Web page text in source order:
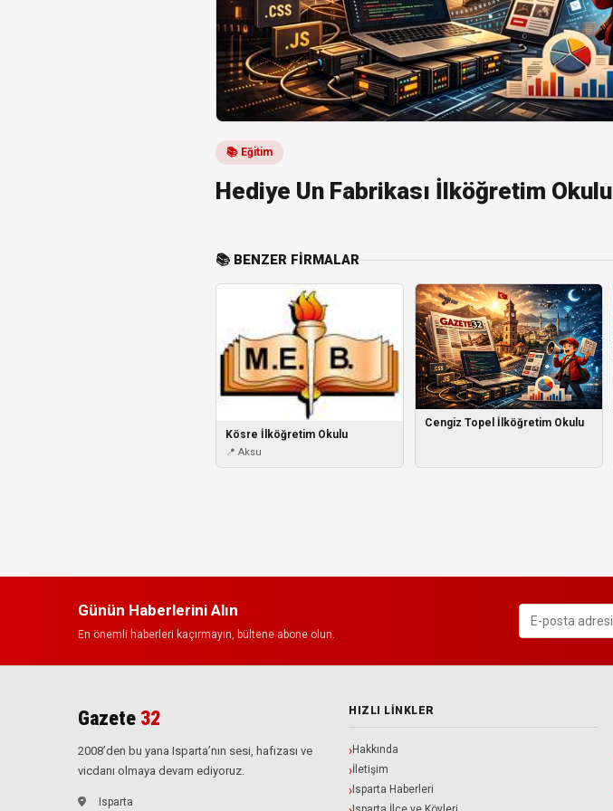
📚 Eğitim
Hediye Un Fabrikası İlköğretim Okulu
📚 BENZER FIRMALAR
Kösre İlköğretim Okulu
📍 Aksu
Cengiz Topel İlköğretim Okulu
Günün Haberlerini Alın
En önemli haberleri kaçırmayın, bültene abone olun.
Gazete 32
2008’den bu yana Isparta’nın sesi, hafızası ve
vicdanı olmaya devam ediyoruz.
Isparta
HIZLI LINKLER
Hakkında
İletişim
Isparta Haberleri